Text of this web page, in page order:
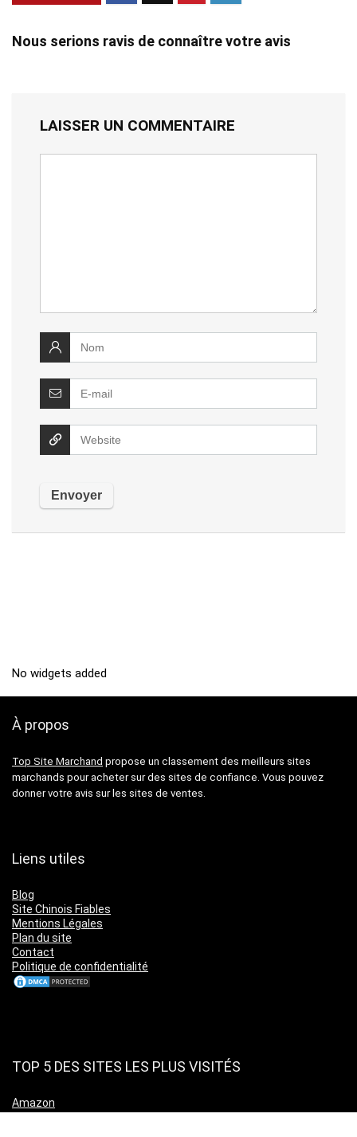
Nous serions ravis de connaître votre avis
LAISSER UN COMMENTAIRE
No widgets added
À propos
Top Site Marchand propose un classement des meilleurs sites
marchands pour acheter sur des sites de confiance. Vous pouvez
donner votre avis sur les sites de ventes.
Liens utiles
Blog
Site Chinois Fiables
Mentions Légales
Plan du site
Contact
Politique de confidentialité
TOP 5 DES SITES LES PLUS VISITÉS
Amazon